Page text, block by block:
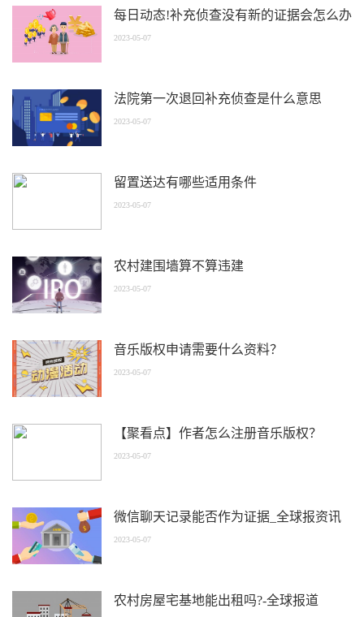
每日动态!补充侦查没有新的证据会怎么办
2023-05-07
法院第一次退回补充侦查是什么意思
2023-05-07
留置送达有哪些适用条件
2023-05-07
农村建围墙算不算违建
2023-05-07
音乐版权申请需要什么资料？
2023-05-07
【聚看点】作者怎么注册音乐版权？
2023-05-07
微信聊天记录能否作为证据_全球报资讯
2023-05-07
农村房屋宅基地能出租吗?-全球报道